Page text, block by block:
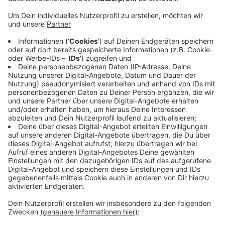
Mutterpartei, Schneidewind doch zu unterstützen.
Schneidewind sei ein Visionär, ein Quer- und
Vordenker. Die Junge Union ist überzeugt, mit ihm
eine echte Chance gegen Amtsinhaber Andreas
Mucke zu haben. Schneidewind war als
gemeinsamer Kandidat von CDU und Grünen im
Gespräch, bis die CDU einen Rückzieher machte.
Dass die CDU stattdessen die Remscheider
Ordnungsdezernentin Barbara Reul-Nocke als
Kandidatin ins Gespräch brachte, die Ehefrau von
Parteichef Matthias Nocke ist, rieche nach
Vetternwirtschaft, sagt der CDU-Nachwuchs.
Veröffentlicht:Donnerstag, 17.10.2019 14:43
Anzeige